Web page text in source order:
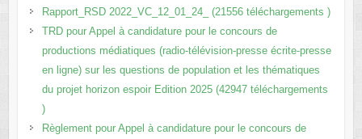
Rapport_RSD 2022_VC_12_01_24_ (21556 téléchargements )
TRD pour Appel à candidature pour le concours de
productions médiatiques (radio-télévision-presse écrite-presse
en ligne) sur les questions de population et les thématiques
du projet horizon espoir Edition 2025 (42947 téléchargements
)
Règlement pour Appel à candidature pour le concours de